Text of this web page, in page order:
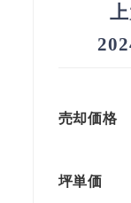
売却価
坪単価